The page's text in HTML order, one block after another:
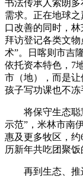
书法传承人索朗
需求。正在地球
口改善的同时，
拜访登记各类文
术”。日喀则市吉
依托资本特色，7
市（地），而是
孩子写功课也不冻
将保守生态聪慧
示范”，米林市南
惠及更多牧区，
历新年共吃团聚饭
再到生态、推进